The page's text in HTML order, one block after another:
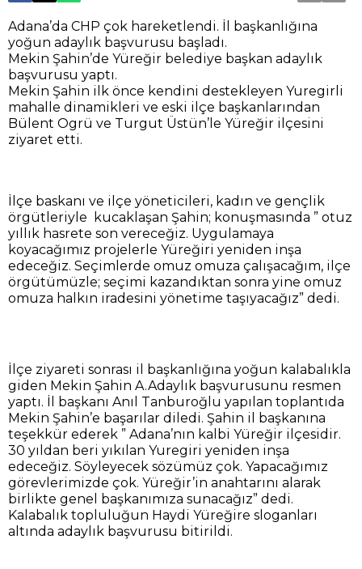
Adana’da CHP çok hareketlendi. İl başkanlığına
yoğun adaylık başvurusu başladı.
Mekin Şahin’de Yüreğir belediye başkan adaylık
başvurusu yaptı.
Mekin Şahin ilk önce kendini destekleyen Yuregirli
mahalle dinamikleri ve eski ilçe başkanlarından
Bülent Ogrü ve Turgut Üstün’le Yüreğir ilçesini
ziyaret etti.
İlçe baskanı ve ilçe yöneticileri, kadın ve gençlik
örgütleriyle kucaklaşan Şahin; konuşmasında ” otuz
yıllık hasrete son vereceğiz. Uygulamaya
koyacağımız projelerle Yüreğiri yeniden inşa
edeceğiz. Seçimlerde omuz omuza çalışacağım, ilçe
örgütümüzle; seçimi kazandıktan sonra yine omuz
omuza halkın iradesini yönetime taşıyacağız” dedi.
İlçe ziyareti sonrası il başkanlığına yoğun kalabalıkla
giden Mekin Şahin A.Adaylık başvurusunu resmen
yaptı. İl başkanı Anıl Tanburoğlu yapılan toplantıda
Mekin Şahin’e başarılar diledi. Şahin il başkanına
teşekkür ederek ” Adana’nın kalbi Yüreğir ilçesidir.
30 yıldan beri yıkılan Yuregiri yeniden inşa
edeceğiz. Söyleyecek sözümüz çok. Yapacağımız
görevlerimizde çok. Yüreğir’in anahtarını alarak
birlikte genel başkanımıza sunacağız” dedi.
Kalabalık topluluğun Haydi Yüreğire sloganları
altında adaylık başvurusu bitirildi.